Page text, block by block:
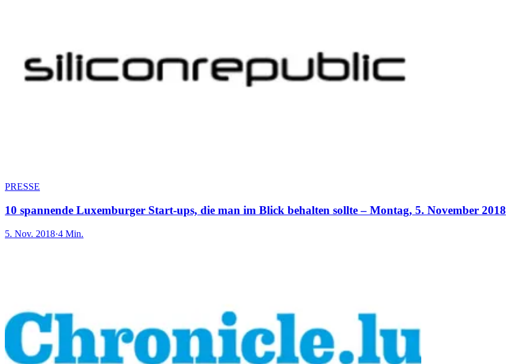
PRESSE
10 spannende Luxemburger Start-ups, die man im Blick behalten sollte – Montag, 5. November 2018
5. Nov. 2018·4 Min.